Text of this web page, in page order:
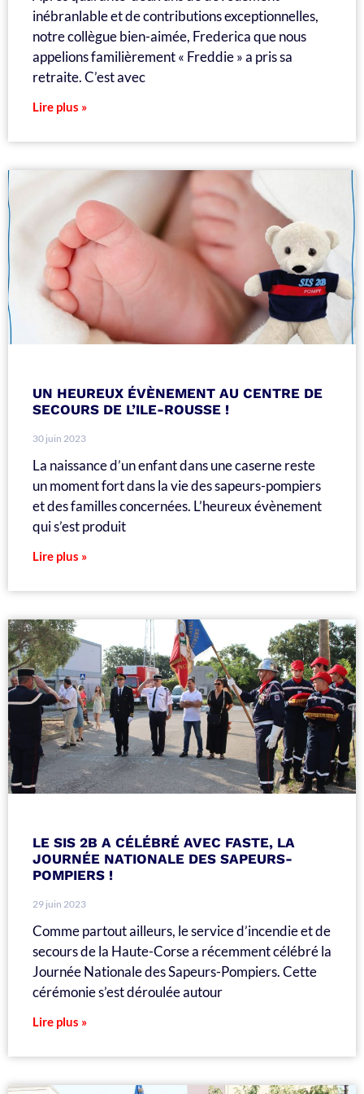
inébranlable et de contributions exceptionnelles,
notre collègue bien-aimée, Frederica que nous
appelions familièrement « Freddie » a pris sa
retraite. C’est avec
Lire plus »
UN HEUREUX ÉVÈNEMENT AU CENTRE DE
SECOURS DE L’ILE-ROUSSE !
30 juin 2023
La naissance d’un enfant dans une caserne reste
un moment fort dans la vie des sapeurs-pompiers
et des familles concernées. L’heureux évènement
qui s’est produit
Lire plus »
LE SIS 2B A CÉLÉBRÉ AVEC FASTE, LA
JOURNÉE NATIONALE DES SAPEURS-
POMPIERS !
29 juin 2023
Comme partout ailleurs, le service d’incendie et de
secours de la Haute-Corse a récemment célébré la
Journée Nationale des Sapeurs-Pompiers. Cette
cérémonie s’est déroulée autour
Lire plus »